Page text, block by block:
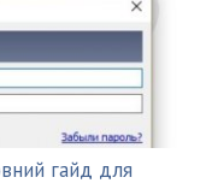
гайд для